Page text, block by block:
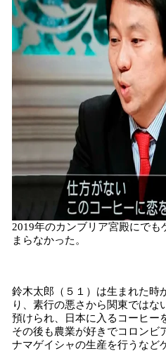
2019年のカンブリア宮殿にで
まらなかった。
鈴木太郎（５１）は生まれた時
り、素行の悪さから関東ではな
預けられ、日本に入るコーヒー
その後も農業が好きでコロンビ
ナマゲイシャの生産を行うなど